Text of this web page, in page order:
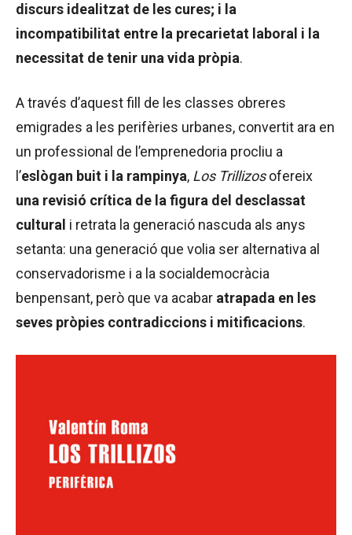
discurs idealitzat de les cures; i la
incompatibilitat entre la precarietat laboral i la
necessitat de tenir una vida pròpia.
A través d’aquest fill de les classes obreres
emigrades a les perifèries urbanes, convertit ara en
un professional de l’emprenedoria procliu a
l’eslògan buit i la rampinya, Los Trillizosofereix
una revisió crítica de la figura del desclassat
cultural i retrata la generació nascuda als anys
setanta: una generació que volia ser alternativa al
conservadorisme i a la socialdemocràcia
benpensant, però que va acabar atrapada en les
seves pròpies contradiccions i mitificacions.